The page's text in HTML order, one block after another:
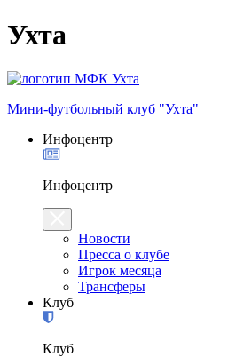
Ухта
Мини-футбольный клуб "Ухта"
Инфоцентр
Инфоцентр
Новости
Пресса о клубе
Игрок месяца
Трансферы
Клуб
Клуб